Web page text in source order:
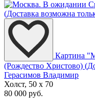
Картина
(Рождество Христово)
Герасимов Владимир
Холст, 50 x 70
80 000 руб.